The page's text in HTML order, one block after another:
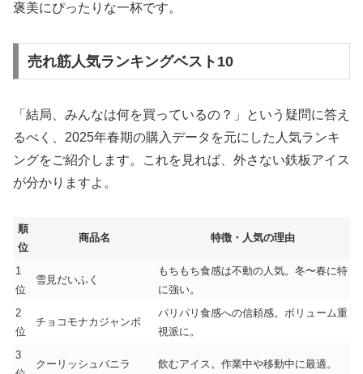
褒美にぴったりな一杯です。
売れ筋人気ランキングベスト10
「結局、みんなは何を買っているの？」という疑問に答え
るべく、2025年春期の購入データを元にした人気ランキ
ングをご紹介します。これを見れば、外さない鉄板アイス
が分かりますよ。
順
位
商品名 特徴・人気の理由
1
位
雪見だいふく
もちもち食感は不動の人気。冬〜春に特
に強い。
2
位
チョコモナカジャンボ
パリパリ食感への信頼感。ボリューム重
視派に。
3
クーリッシュバニラ 飲むアイス。作業中や移動中に最適。